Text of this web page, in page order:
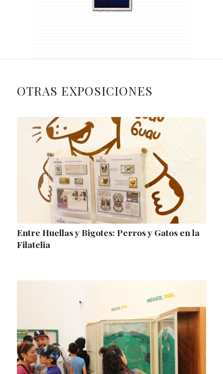
OTRAS EXPOSICIONES
Entre Huellas y Bigotes: Perros y Gatos en la
Filatelia